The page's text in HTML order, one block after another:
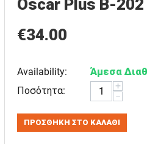
Oscar Plus B-
€34.00
Availability:
Άμεσα
Ποσότητα:
+
−
ΠΡΟΣΘΉΚΗ ΣΤΟ ΚΑΛΆΘΙ